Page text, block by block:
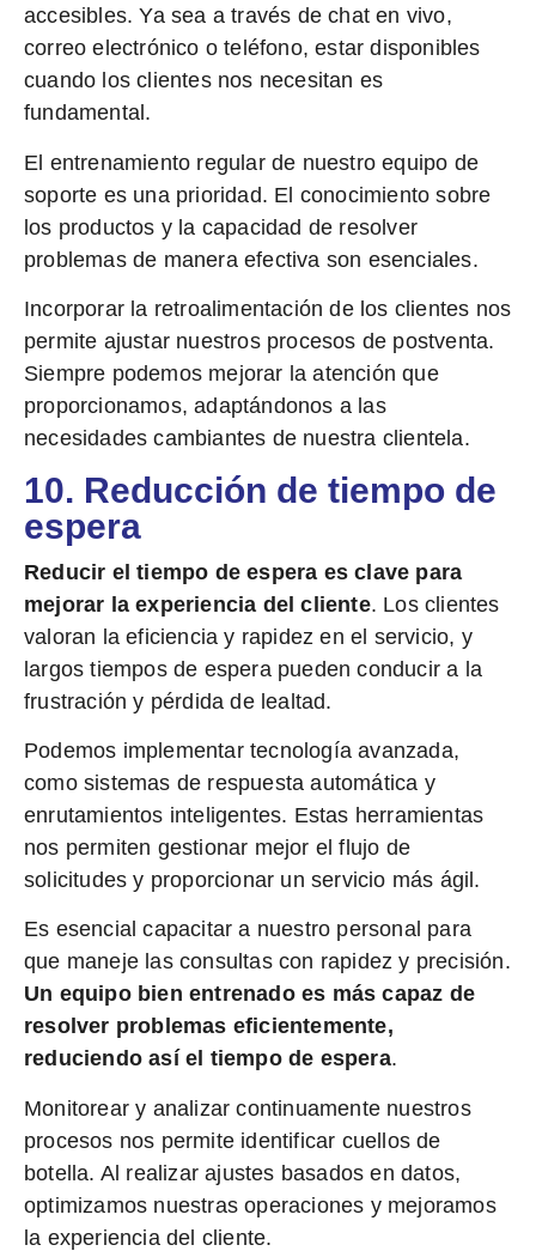
accesibles. Ya sea a través de chat en vivo,
correo electrónico o teléfono, estar disponibles
cuando los clientes nos necesitan es
fundamental.
El entrenamiento regular de nuestro equipo de
soporte es una prioridad. El conocimiento sobre
los productos y la capacidad de resolver
problemas de manera efectiva son esenciales.
Incorporar la retroalimentación de los clientes nos
permite ajustar nuestros procesos de postventa.
Siempre podemos mejorar la atención que
proporcionamos, adaptándonos a las
necesidades cambiantes de nuestra clientela.
10. Reducción de tiempo de
espera
Reducir el tiempo de espera es clave para
mejorar la experiencia del cliente. Los clientes
valoran la eficiencia y rapidez en el servicio, y
largos tiempos de espera pueden conducir a la
frustración y pérdida de lealtad.
Podemos implementar tecnología avanzada,
como sistemas de respuesta automática y
enrutamientos inteligentes. Estas herramientas
nos permiten gestionar mejor el flujo de
solicitudes y proporcionar un servicio más ágil.
Es esencial capacitar a nuestro personal para
que maneje las consultas con rapidez y precisión.
Un equipo bien entrenado es más capaz de
resolver problemas eficientemente,
reduciendo así el tiempo de espera.
Monitorear y analizar continuamente nuestros
procesos nos permite identificar cuellos de
botella. Al realizar ajustes basados en datos,
optimizamos nuestras operaciones y mejoramos
la experiencia del cliente.